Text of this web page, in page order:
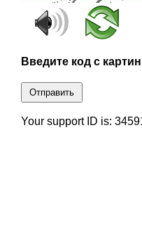
Введите код с
Отправить
Your support ID is: